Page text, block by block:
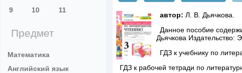
9 10 11
Предмет
Математика
Английский язык
автор: Л. В. Дьячкова.
Данное пособие
Дьячкова
ГДЗ к учебнику по
ГДЗ к рабочей тетради по